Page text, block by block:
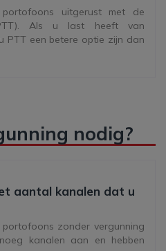
uitgerust met de
(PTT). Als u last heeft van
PTT een betere optie zijn dan
nodig?
aantal kanalen dat u
zonder vergunning
kanalen aan en hebben